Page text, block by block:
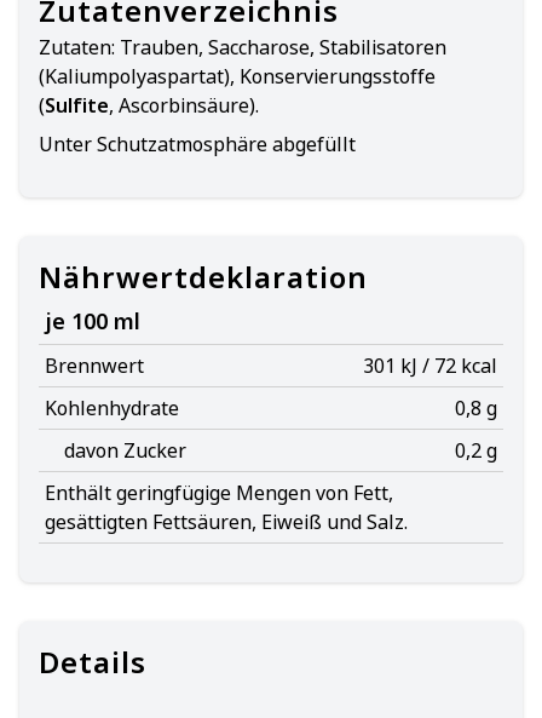
Zutatenverzeichnis
Zutaten: Trauben, Saccharose, Stabilisatoren
(Kaliumpolyaspartat), Konservierungsstoffe
(Sulfite, Ascorbinsäure).
Unter Schutzatmosphäre abgefüllt
Nährwertdeklaration
je 100 ml
Brennwert
301 kJ / 72 kcal
Kohlenhydrate
0,8 g
davon Zucker
0,2 g
Enthält geringfügige Mengen von Fett,
gesättigten Fettsäuren, Eiweiß und Salz.
Details